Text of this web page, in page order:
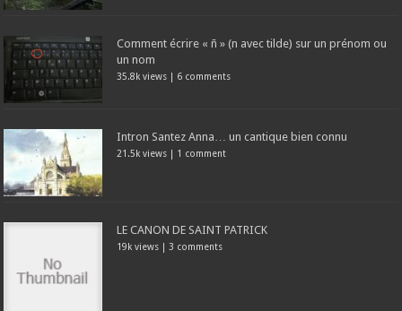
Comment écrire « ñ » (n avec tilde) sur un prénom ou
un nom
35.8k views 6 comments
Intron Santez Anna… un cantique bien connu
21.5k views 1 comment
LE CANON DE SAINT PATRICK
19k views 3 comments